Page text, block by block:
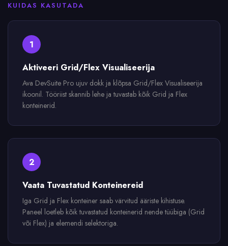
KUIDAS KASUTADA
1
Aktiveeri Grid/Flex Visualiseerija
Ava DevSuite Pro ujuv dokk ja klõpsa Grid/Flex Visualiseerija
ikoonil. Tööriist skannib lehe ja tuvastab kõik Grid ja Flex
konteinerid.
2
Vaata Tuvastatud Konteinereid
Iga Grid ja Flex konteiner saab värvitud ääriste kihistuse.
Paneel loetleb kõik tuvastatud konteinerid nende tüübiga (Grid
või Flex) ja elemendi selektoriga.